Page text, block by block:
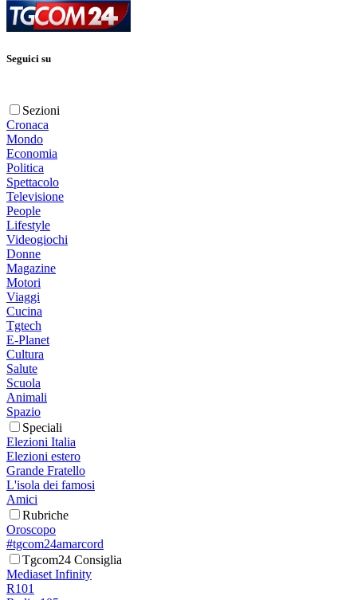
Seguici su
Sezioni
Cronaca
Mondo
Economia
Politica
Spettacolo
Televisione
People
Lifestyle
Videogiochi
Donne
Magazine
Motori
Viaggi
Cucina
Tgtech
E-Planet
Cultura
Salute
Scuola
Animali
Spazio
Speciali
Elezioni Italia
Elezioni estero
Grande Fratello
L'isola dei famosi
Amici
Rubriche
Oroscopo
#tgcom24amarcord
Tgcom24 Consiglia
Mediaset Infinity
R101